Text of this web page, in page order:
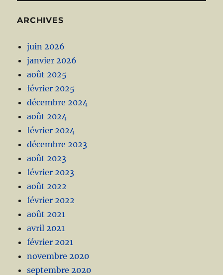
ARCHIVES
juin 2026
janvier 2026
août 2025
février 2025
décembre 2024
août 2024
février 2024
décembre 2023
août 2023
février 2023
août 2022
février 2022
août 2021
avril 2021
février 2021
novembre 2020
septembre 2020